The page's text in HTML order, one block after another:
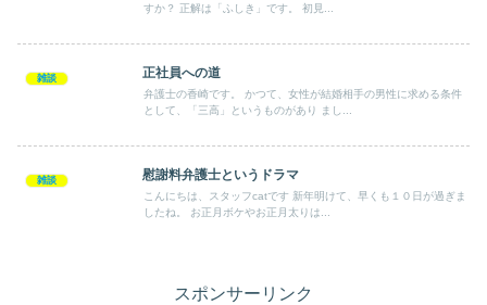
すか？ 正解は「ふしき」です。 初見...
雑談 正社員への道
弁護士の香崎です。 かつて、女性が結婚相手の男性に求める条件
として、「三高」というものがあり まし...
雑談 慰謝料弁護士というドラマ
こんにちは、スタッフcatです 新年明けて、早くも１０日が過ぎま
したね。 お正月ボケやお正月太りは...
スポンサーリンク